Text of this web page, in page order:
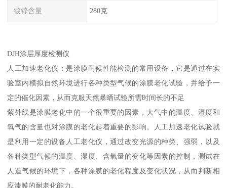
镀锌含量 280克
DJH涂层厚度检测仪
人工加速老化仪：是涂膜耐候性能检测的常用设备，它是通过在实
验室内模拟自然环境进行各种类型气候的涂膜老化试验，并给予一
定的催化因素，从而克服天然暴晒试验所需时间长的不足
紫外线是涂膜老化中的一个很重要的因素，大气中的温度、湿度和
氧气的含量也对涂膜的老化起着重要的影响。人工加速老化试验就
是利用一定的设备人工老化仪，通过改变光源的种类、强弱，以及
各种类型气候的温度、湿度、含氧量的变化等因素的控制，测试在
人造气候的环境下，各种涂膜的老化程度及变化状况，从而判断相
应漆膜的耐老化能力。